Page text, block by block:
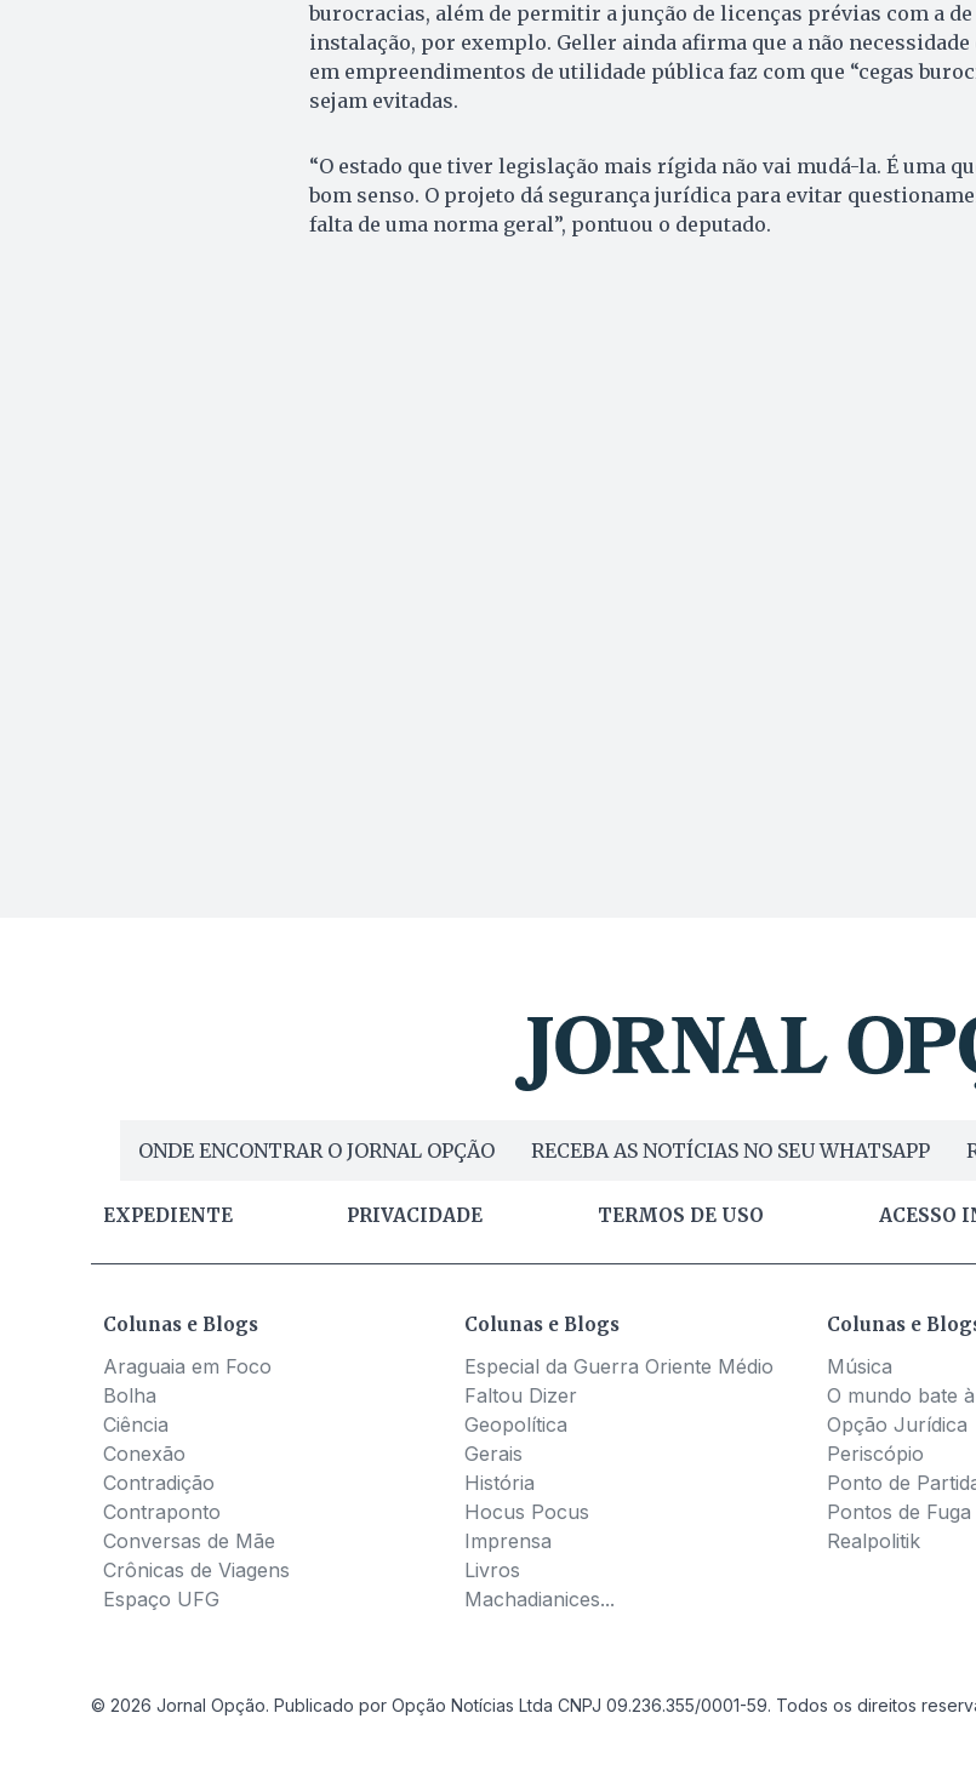
burocracias, além de permitir a junção de licenças prévias com a de
instalação, por exemplo. Geller ainda afirma que a não necessidade
em empreendimentos de utilidade pública faz com que “cegas
sejam evitadas.
“O estado que tiver legislação mais rígida não vai mudá-la. É uma
bom senso. O projeto dá segurança jurídica para evitar
falta de uma norma geral”, pontuou o deputado.
ONDE ENCONTRAR O JORNAL OPÇÃO RECEBA AS NOTÍCIAS NO SEU WHATSAPP
EXPEDIENTE PRIVACIDADE TERMOS DE USO ACESSO
Colunas e Blogs
Araguaia em Foco
Bolha
Ciência
Conexão
Contradição
Contraponto
Conversas de Mãe
Crônicas de Viagens
Espaço UFG
Colunas e Blogs
Especial da Guerra Oriente Médio
Faltou Dizer
Geopolítica
Gerais
História
Hocus Pocus
Imprensa
Livros
Machadianices...
Colunas e
Música
O mundo bate
Opção Jurídica
Periscópio
Ponto de
Pontos de Fuga
Realpolitik
© 2026 Jornal Opção. Publicado por Opção Notícias Ltda CNPJ 09.236.355/0001-59. Todos os direitos